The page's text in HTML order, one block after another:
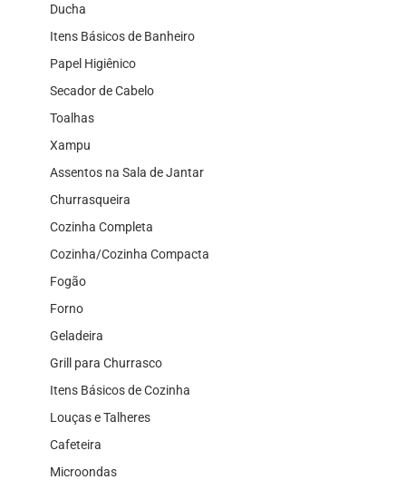
Ducha
Itens Básicos de Banheiro
Papel Higiênico
Secador de Cabelo
Toalhas
Xampu
Assentos na Sala de Jantar
Churrasqueira
Cozinha Completa
Cozinha/Cozinha Compacta
Fogão
Forno
Geladeira
Grill para Churrasco
Itens Básicos de Cozinha
Louças e Talheres
Cafeteira
Microondas